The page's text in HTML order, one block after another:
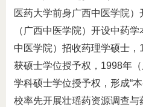
医药大学前身广西中医学院
（广西中医学院）开设中药
中医学院）招收药理学硕士，
获硕士学位授予权，1998年
学科硕士学位授予权，形成“
校率先开展壮瑶药资源调查